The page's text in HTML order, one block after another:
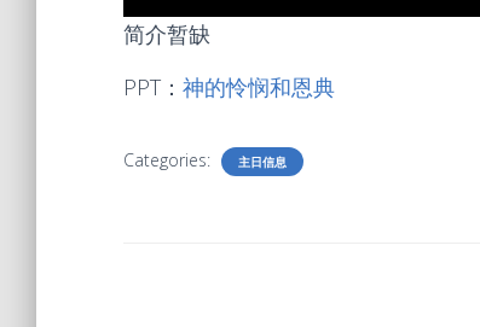
简介暂缺
PPT： 神的怜悯和恩典
Categories: 主日信息